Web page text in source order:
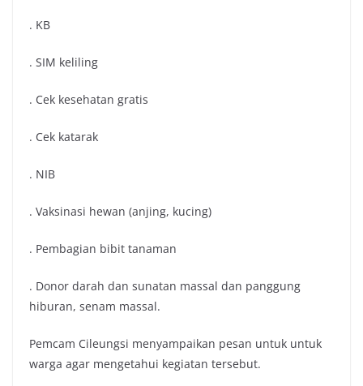
. KB
. SIM keliling
. Cek kesehatan gratis
. Cek katarak
. NIB
. Vaksinasi hewan (anjing, kucing)
. Pembagian bibit tanaman
. Donor darah dan sunatan massal dan panggung
hiburan, senam massal.
Pemcam Cileungsi menyampaikan pesan untuk untuk
warga agar mengetahui kegiatan tersebut.